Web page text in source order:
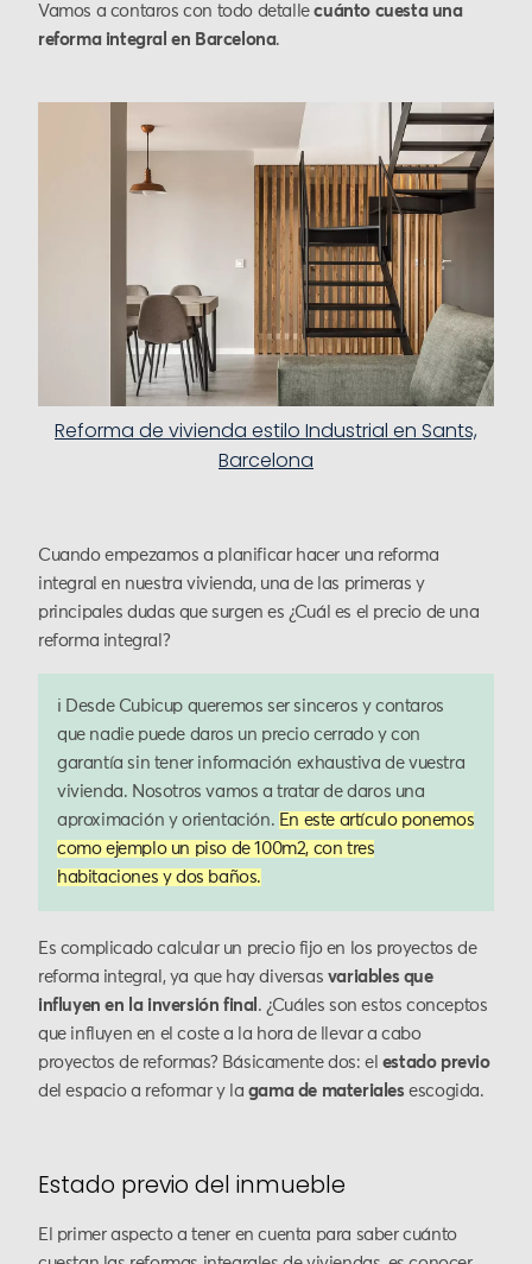
Vamos a contaros con todo detallecuánto cuesta una
reforma integral en Barcelona.
Reforma de vivienda estilo Industrial en Sants,
Barcelona
Cuando empezamos a planificar hacer una reforma
integral en nuestra vivienda, una de las primeras y
principales dudas que surgen es ¿Cuál es el precio de una
reforma integral?
ℹ️ Desde Cubicup queremos ser sinceros y contaros
que nadie puede daros un precio cerrado y con
garantía sin tener información exhaustiva de vuestra
vivienda. Nosotros vamos a tratar de daros una
aproximación y orientación. En este artículo ponemos
como ejemplo un piso de 100m2, con tres
habitaciones y dos baños.
Es complicado calcular un precio fijo en los proyectos de
reforma integral, ya que hay diversas variables que
influyen en la inversión final . ¿Cuáles son estos conceptos
que influyen en el coste a la hora de llevar a cabo
proyectos de reformas? Básicamente dos: el estado previo
del espacio a reformar y la gama de materiales escogida.
Estado previo del inmueble
El primer aspecto a tener en cuenta para saber cuánto